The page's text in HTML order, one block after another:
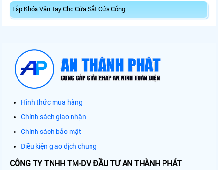
Lắp Khóa Vân Tay Cho Cửa Sắt Cửa Cổng
Hình thức mua hàng
Chính sách giao nhận
Chính sách bảo mật
Điều kiện giao dịch chung
CÔNG TY TNHH TM-DV ĐẦU TƯ AN THÀNH PHÁT